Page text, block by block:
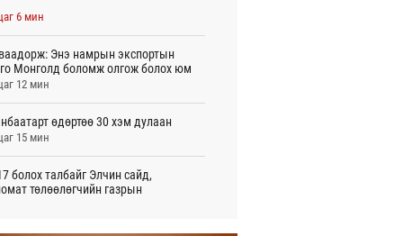
6 мин
Энэ намрын экспортын
Монголд боломж олгож болох юм
12 мин
өдөртөө 30 хэм дулаан
15 мин
болох талбайг Элчин сайд,
төлөөлөгчийн газрын